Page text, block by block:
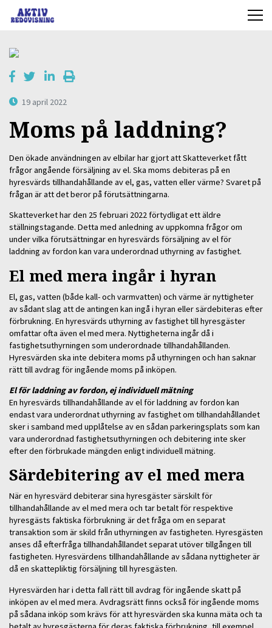
19 april 2022
Moms på laddning?
Den ökade användningen av elbilar har gjort att Skatteverket fått
frågor angående försäljning av el. Ska moms debiteras på en
hyresvärds tillhandahållande av el, gas, vatten eller värme? Svaret på
frågan är att det beror på förutsättningarna.
Skatteverket har den 25 februari 2022 förtydligat ett äldre
ställningstagande. Detta med anledning av uppkomna frågor om
under vilka förutsättningar en hyresvärds försäljning av el för
laddning av fordon kan vara underordnad uthyrning av fastighet.
El med mera ingår i hyran
El, gas, vatten (både kall- och varmvatten) och värme är nyttigheter
av sådant slag att de antingen kan ingå i hyran eller särdebiteras efter
förbrukning. En hyresvärds uthyrning av fastighet till hyresgäster
omfattar ofta även el med mera. Nyttigheterna ingår då i
fastighetsuthyrningen som underordnade tillhandahållanden.
Hyresvärden ska inte debitera moms på uthyrningen och han saknar
rätt till avdrag för ingående moms på inköpen.
El för laddning av fordon, ej individuell mätning
En hyresvärds tillhandahållande av el för laddning av fordon kan
endast vara underordnat uthyrning av fastighet om tillhandahållandet
sker i samband med upplåtelse av en sådan parkeringsplats som kan
vara underordnad fastighetsuthyrningen och debitering inte sker
efter den förbrukade mängden enligt individuell mätning.
Särdebitering av el med mera
När en hyresvärd debiterar sina hyresgäster särskilt för
tillhandahållande av el med mera och tar betalt för respektive
hyresgästs faktiska förbrukning är det fråga om en separat
transaktion som är skild från uthyrningen av fastigheten. Hyresgästen
anses då efterfråga tillhandahållandet separat utöver tillgången till
fastigheten. Hyresvärdens tillhandahållande av sådana nyttigheter är
då en skattepliktig försäljning till hyresgästen.
Hyresvärden har i detta fall rätt till avdrag för ingående skatt på
inköpen av el med mera. Avdragsrätt finns också för ingående moms
på sådana inköp som krävs för att hyresvärden ska kunna mäta och ta